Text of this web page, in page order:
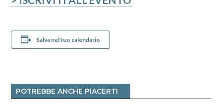
Salva nel tuo calendario
POTREBBE ANCHE PIACERTI